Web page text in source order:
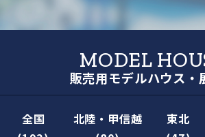
MODEL
販売用モデルハウス・
全国
北陸・甲信越
東北